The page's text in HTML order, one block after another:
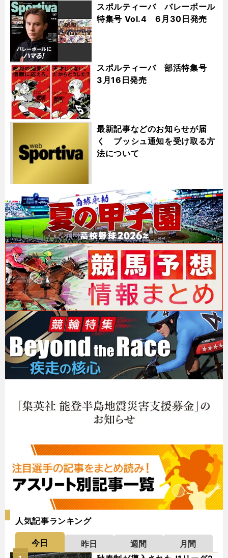
スポルティーバ バレーボール
特集号 Vol.4 6月30日発売
スポルティーバ 部活特集号
3月16日発売
最新記事などのお知らせが届
く プッシュ通知を受け取る方
法について
人気記事ランキング
今日 昨日 週間
月間